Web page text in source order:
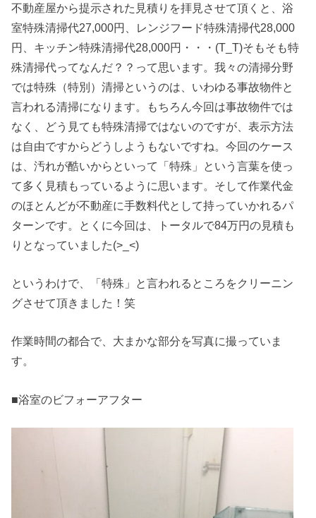
不動産屋から提示された見積りを拝見させて頂くと、浴
室特殊清掃代27,000円、レンジフード特殊清掃代28,000
円、キッチン特殊清掃代28,000円・・・(T_T)そもそも特
殊清掃代ってなんだ？？って思います。我々の清掃分野
では特殊（特別）清掃というのは、いわゆる事故物件と
言われる清掃になります。もちろん今回は事故物件では
なく、どう見ても特殊清掃ではないのですが、表示方法
は自由ですからどうしようもないですね。今回のケース
は、汚れが酷いからといって「特殊」という言葉を使っ
て多く見積もっているように思います。そして作業代金
のほとんどが不動産に手数料代として持っていかれるパ
ターンです。とくに今回は、トータルで84万円の見積も
りとなっていました(>_<)
というわけで、「特殊」と言われるところをクリーニン
グさせて頂きました！笑
作業時間の都合で、大まかな部分を写真に撮っていま
す。
■浴室のビフォーアフター